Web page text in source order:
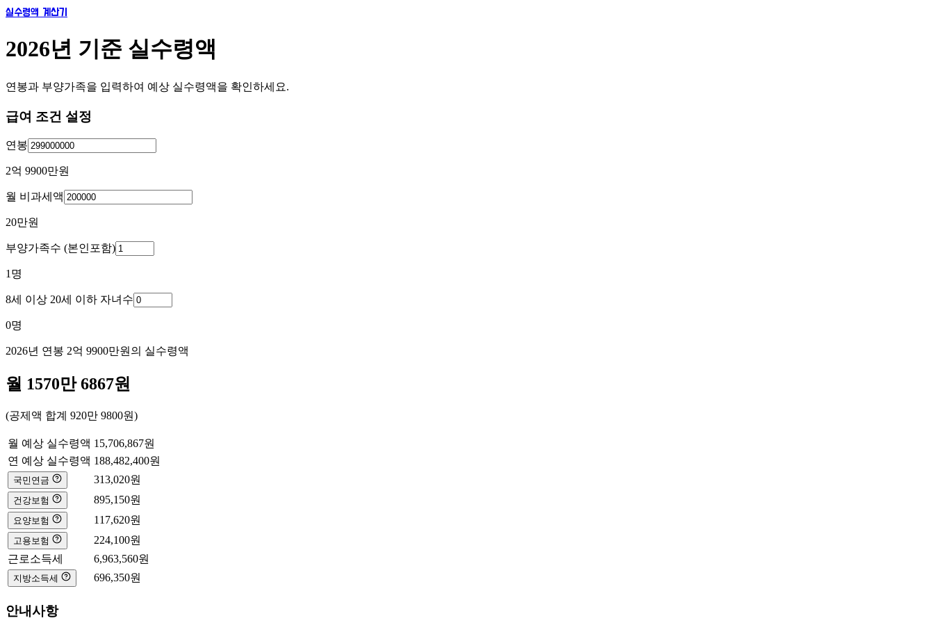
실수령액 계산기
2026년 기준 실수령액
연봉과 부양가족을 입력하여 예상 실수령액을 확인하세요.
급여 조건 설정
연봉
2억 9900만원
월 비과세액
20만원
부양가족수 (본인포함)
1 명
8세 이상 20세 이하 자녀수
0명
2026년 연봉 2억 9900만원의 실수령액
월 1570만 6867원
(공제액 합계 920만 9800원)
월 예상 실수령액 15,706,867원
연 예상 실수령액 188,482,400원
국민연금 313,020원
건강보험 895,150원
요양보험 117,620원
고용보험 224,100원
근로소득세
6,963,560원
지방소득세 696,350원
안내사항